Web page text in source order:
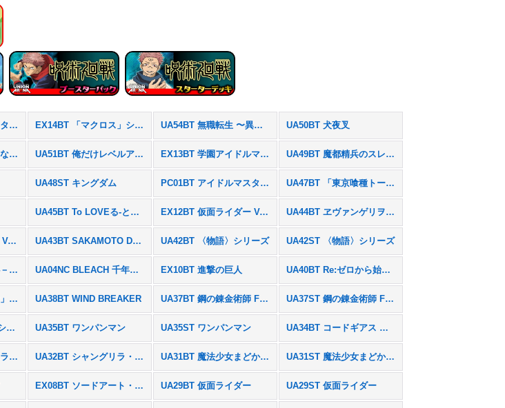
UA55ST アイドルマスター シンデレラガールズ EX14BT 「マクロス」シリーズ Vol.2 UA54BT 無職転生 〜異世界行ったら本気だす〜 UA50BT 犬夜叉
UA52BT 陰の実力者になりたくて！ UA51BT 俺だけレベルアップな件 EX13BT 学園アイドルマスター Vol.2 UA49BT 魔都精兵のスレイブ
UA48ST キングダム PC01BT アイドルマスター シャイニーカラーズ UA47BT 「東京喰種トーキョーグール」シリーズ
UA45BT To LOVEる-とらぶる- Memory of Heroines EX12BT 仮面ライダー Vol.2 UA44BT ヱヴァンゲリヲン新劇場版
EX11BT アークナイツ Vol.2 UA43BT SAKAMOTO DAYS UA42BT 〈物語〉シリーズ UA42ST 〈物語〉シリーズ
UA41ST るろうに剣心－明治剣客浪漫譚－ UA04NC BLEACH 千年血戦篇 EX10BT 進撃の巨人 UA40BT Re:ゼロから始める異世界生活
UA39BT 「キン肉マン」完璧超人始祖編 UA38BT WIND BREAKER UA37BT 鋼の錬金術師 FULLMETAL ALCHEMIST UA37ST 鋼の錬金術師 FULLMETAL ALCHEMIST
UA36ST「マクロス」シリーズ UA35BT ワンパンマン UA35ST ワンパンマン UA34BT コードギアス 奪還のロゼ
EX09BT 転生したらスライムだった件Vol.2 UA32BT シャングリラ・フロンティア UA31BT 魔法少女まどか☆マギカ UA31ST 魔法少女まどか☆マギカ
EX08BT ソードアート・オンラインVol.2 UA29BT 仮面ライダー UA29ST 仮面ライダー